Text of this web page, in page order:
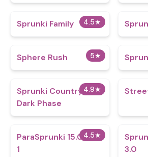
4.5★
Sprunki Family
5★
Sphere Rush
4.9★
Sprunki CountryBox
Dark Phase
4.5★
ParaSprunki 15.0 Part
1
3.0